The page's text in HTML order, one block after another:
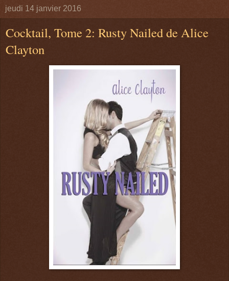
jeudi 14 janvier 2016
Cocktail, Tome 2: Rusty Nailed de Alice
Clayton